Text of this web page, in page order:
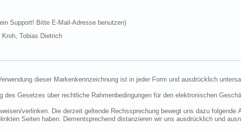
Support! Bitte E-Mail-Adresse benutzen)
Tobias Dietrich
dieser Markenkennzeichnung ist in jeder Form und ausdrücklich
Gesetzes über rechtliche Rahmenbedingungen für den elektronischen
verlinken. Die derzeit geltende Rechssprechung bewegt uns dazu
Seiten haben. Dementsprechend distanzieren wir uns ausdrücklich und